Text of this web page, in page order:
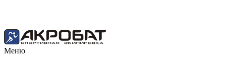
Меню